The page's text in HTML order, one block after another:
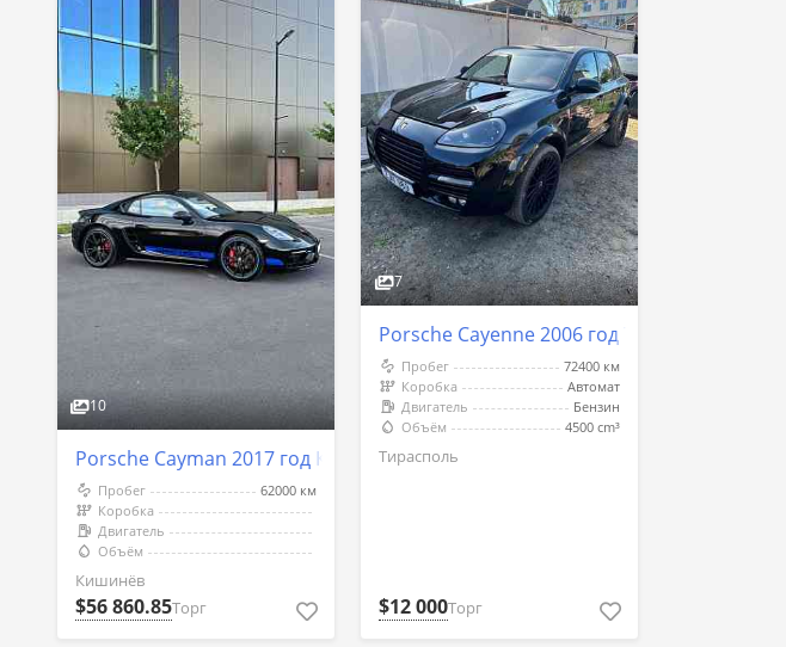
10
Porsche Cayman 2017 год Кишинёв
Пробег
62000 км
Коробка
Двигатель
Объём
Кишинёв
$56 860.85Торг
7
Porsche Cayenne 2006 год Тирасполь
Пробег
72400 км
Коробка
Автомат
Двигатель
Бензин
Объём
4500 cm³
Тирасполь
$12 000Торг